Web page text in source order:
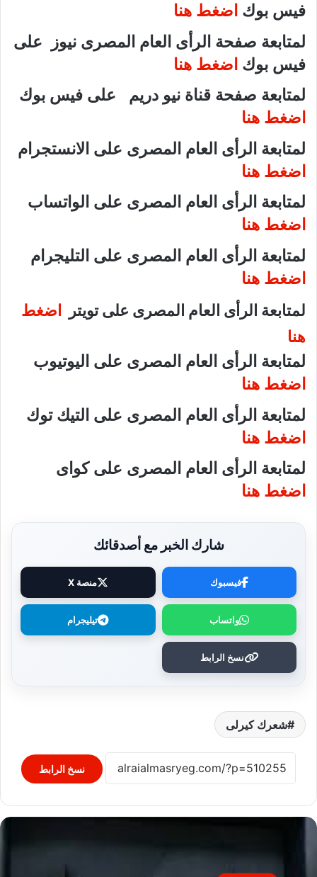
فيس بوك اضغط هنا
لمتابعة صفحة الرأى العام المصرى نيوز على
فيس بوك اضغط هنا
لمتابعة صفحة قناة نيو دريم على فيس بوك
اضغط هنا
لمتابعة الرأى العام المصرى على الانستجرام
اضغط هنا
لمتابعة الرأى العام المصرى على الواتساب
اضغط هنا
لمتابعة الرأى العام المصرى على التليجرام
اضغط هنا
لمتابعة الرأى العام المصرى على تويتر اضغط
هنا
لمتابعة الرأى العام المصرى على اليوتيوب
اضغط هنا
لمتابعة الرأى العام المصرى على التيك توك
اضغط هنا
لمتابعة الرأى العام المصرى على كواى
اضغط هنا
شارك الخبر مع أصدقائك
فيسبوك منصة X
واتساب تيليجرام
نسخ الرابط
شعرك كيرلى
نسخ الرابط